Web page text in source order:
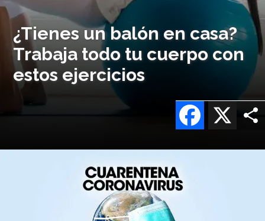
¿Tienes un balón en casa?
Trabaja todo tu cuerpo con
estos ejercicios
X
Facebook